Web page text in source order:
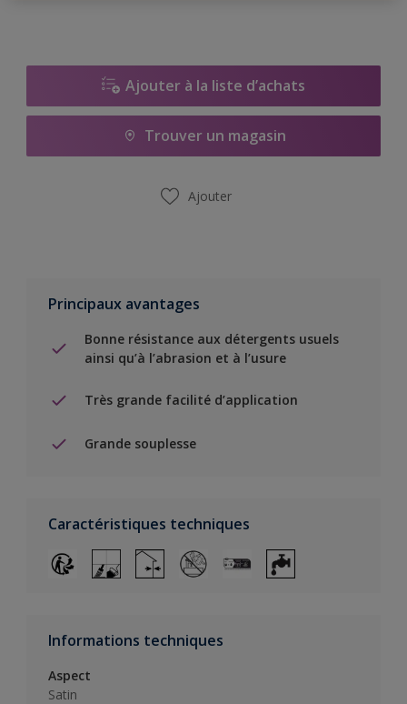
Ajouter à la liste d’achats
Trouver un magasin
Ajouter
Principaux avantages
Bonne résistance aux détergents usuels
ainsi qu’à l’abrasion et à l’usure
Très grande facilité d’application
Grande souplesse
Caractéristiques techniques
Informations techniques
Aspect
Satin